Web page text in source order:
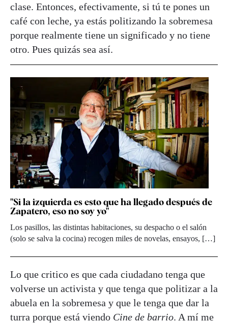
clase. Entonces, efectivamente, si tú te pones un
café con leche, ya estás politizando la sobremesa
porque realmente tiene un significado y no tiene
otro. Pues quizás sea así.
"Si la izquierda es esto que ha llegado después de
Zapatero, eso no soy yo"
Los pasillos, las distintas habitaciones, su despacho o el salón
(solo se salva la cocina) recogen miles de novelas, ensayos, […]
Lo que critico es que cada ciudadano tenga que
volverse un activista y que tenga que politizar a la
abuela en la sobremesa y que le tenga que dar la
turra porque está viendo Cine de barrio. A mí me